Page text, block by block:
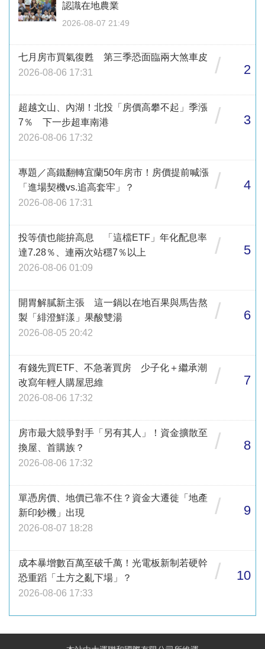
認識在地農業
2026-08-07 21:49
七月房市買氣復甦 第三季恐面臨兩大煞車皮
2026-08-06 17:31
/ 2
超越文山、內湖！北投「房價高攀不起」季漲
7％ 下一步超車南港
2026-08-06 17:32
/ 3
專題／高鐵翻轉宜蘭50年房市！房價提前喊漲
「進場契機vs.追高套牢」？
2026-08-06 17:31
/ 4
投等債也能拚高息 「這檔ETF」年化配息率
達7.28％、連兩次站穩7％以上
2026-08-06 01:09
/ 5
開胃解膩新主張 這一鍋以在地百果與馬告熬
製「緋澄鮮漾」果酸雙湯
2026-08-05 20:42
/ 6
有錢先買ETF、不急著買房 少子化＋繼承潮
改寫年輕人購屋思維
2026-08-06 17:32
/ 7
房市最大競爭對手「另有其人」！資金擴散至
換屋、首購族？
2026-08-06 17:32
/ 8
單憑房價、地價已靠不住？資金大遷徙「地產
新印鈔機」出現
2026-08-07 18:28
/ 9
成本暴增數百萬至破千萬！光電板新制若硬幹
恐重蹈「土方之亂下場」？
2026-08-06 17:33
/ 10